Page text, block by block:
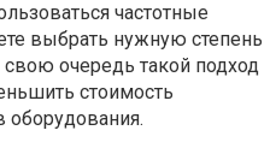
частотные
выбрать нужную степень
очередь такой подход
стоимость
оборудования.